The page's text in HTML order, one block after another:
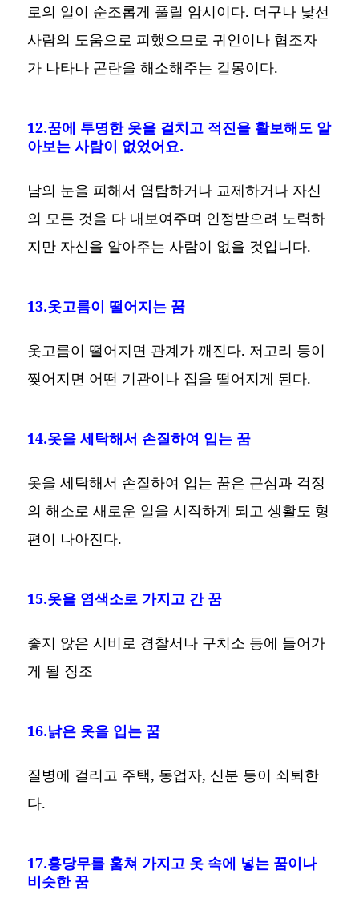
로의 일이 순조롭게 풀릴 암시이다. 더구나 낯선
사람의 도움으로 피했으므로 귀인이나 협조자
가 나타나 곤란을 해소해주는 길몽이다.
12.꿈에 투명한 옷을 걸치고 적진을 활보해도 알
아보는 사람이 없었어요.
남의 눈을 피해서 염탐하거나 교제하거나 자신
의 모든 것을 다 내보여주며 인정받으려 노력하
지만 자신을 알아주는 사람이 없을 것입니다.
13.옷고름이 떨어지는 꿈
옷고름이 떨어지면 관계가 깨진다. 저고리 등이
찢어지면 어떤 기관이나 집을 떨어지게 된다.
14.옷을 세탁해서 손질하여 입는 꿈
옷을 세탁해서 손질하여 입는 꿈은 근심과 걱정
의 해소로 새로운 일을 시작하게 되고 생활도 형
편이 나아진다.
15.옷을 염색소로 가지고 간 꿈
좋지 않은 시비로 경찰서나 구치소 등에 들어가
게 될 징조
16.낡은 옷을 입는 꿈
질병에 걸리고 주택, 동업자, 신분 등이 쇠퇴한
다.
17.홍당무를 훔쳐 가지고 옷 속에 넣는 꿈이나
비슷한 꿈